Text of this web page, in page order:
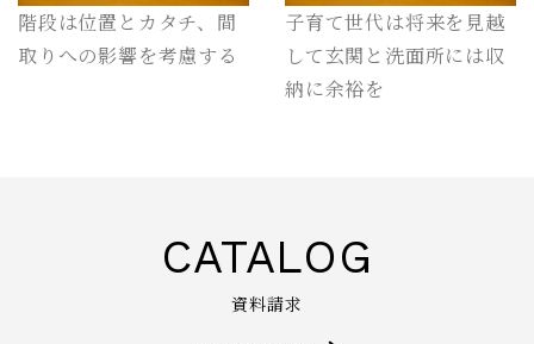
階段は位置とカタチ、間
取りへの影響を考慮する
子育て世代は将来を見越
して玄関と洗面所には収
納に余裕を
CATALOG
資料請求